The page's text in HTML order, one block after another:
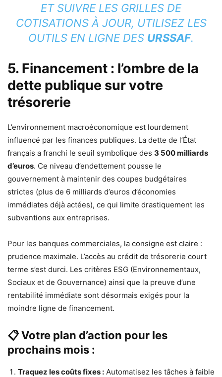
ET SUIVRE LES GRILLES DE
COTISATIONS À JOUR, UTILISEZ LES
OUTILS EN LIGNE DES URSSAF.
5. Financement : l’ombre de la
dette publique sur votre
trésorerie
L’environnement macroéconomique est lourdement
influencé par les finances publiques. La dette de l’État
français a franchi le seuil symbolique des 3 500 milliards
d’euros. Ce niveau d’endettement pousse le
gouvernement à maintenir des coupes budgétaires
strictes (plus de 6 milliards d’euros d’économies
immédiates déjà actées), ce qui limite drastiquement les
subventions aux entreprises.
Pour les banques commerciales, la consigne est claire :
prudence maximale. L’accès au crédit de trésorerie court
terme s’est durci. Les critères ESG (Environnementaux,
Sociaux et de Gouvernance) ainsi que la preuve d’une
rentabilité immédiate sont désormais exigés pour la
moindre ligne de financement.
📋 Votre plan d’action pour les
prochains mois :
Traquez les coûts fixes : Automatisez les tâches à faible